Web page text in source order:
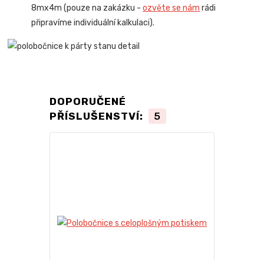
8mx4m (pouze na zakázku -ozvěte se nám rádi
připravíme individuální kalkulaci).
DOPORUČENÉ
PŘÍSLUŠENSTVÍ:
5